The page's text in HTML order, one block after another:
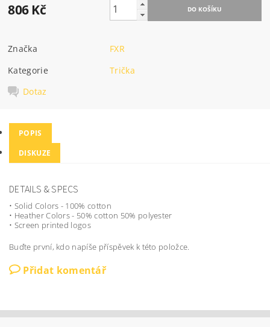
806 Kč
Značka
FXR
Kategorie
Trička
Dotaz
POPIS
DISKUZE
DETAILS & SPECS
• Solid Colors - 100% cotton
• Heather Colors - 50% cotton 50% polyester
• Screen printed logos
Buďte první, kdo napíše příspěvek k této položce.
Přidat komentář